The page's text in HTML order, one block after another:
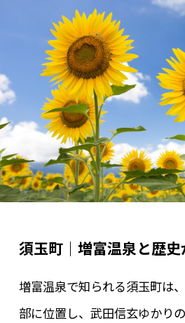
須玉町｜増富温泉と歴
増富温泉で知られる須玉町は
部に位置し、武田信玄ゆかり